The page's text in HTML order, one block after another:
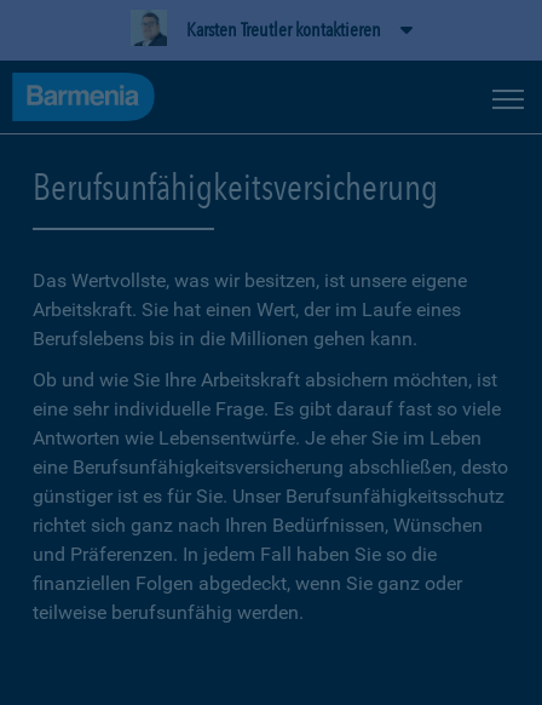
Karsten Treutler kontaktieren
Berufsunfähigkeitsversicherung
Das Wertvollste, was wir besitzen, ist unsere eigene
Arbeitskraft. Sie hat einen Wert, der im Laufe eines
Berufslebens bis in die Millionen gehen kann.
Ob und wie Sie Ihre Arbeitskraft absichern möchten, ist
eine sehr individuelle Frage. Es gibt darauf fast so viele
Antworten wie Lebensentwürfe. Je eher Sie im Leben
eine Berufsunfähigkeitsversicherung abschließen, desto
günstiger ist es für Sie. Unser Berufsunfähigkeitsschutz
richtet sich ganz nach Ihren Bedürfnissen, Wünschen
und Präferenzen. In jedem Fall haben Sie so die
finanziellen Folgen abgedeckt, wenn Sie ganz oder
teilweise berufsunfähig werden.